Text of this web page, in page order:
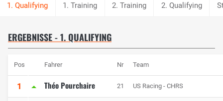
1. Training 2. Training 2. Qualifying
ERGEBNISSE - 1. QUALIFYING
Pos Fahrer Nr Team
1 Théo Pourchaire 21 US Racing - CHRS